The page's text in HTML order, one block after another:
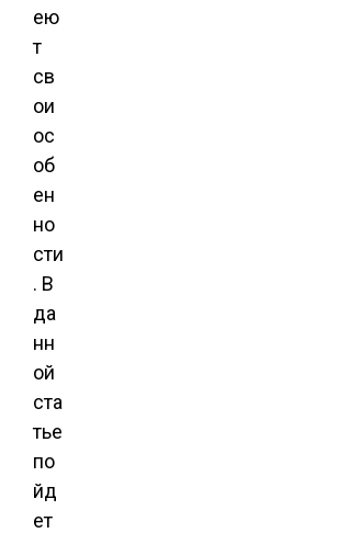
ею
т
св
ои
ос
об
ен
но
сти
. В
да
нн
ой
ста
тье
по
йд
ет